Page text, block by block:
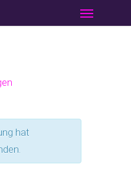
hat